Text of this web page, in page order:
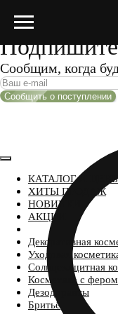
Сообщим, когда
Сообщить о поступлении
КАТАЛОГ И
ХИТЫ ПРОДАЖ
НОВИНКИ
АКЦИИ
Декоративная
Уходовая
Солнцезащитная
Косметика с
Дезодоранты
Бритьё